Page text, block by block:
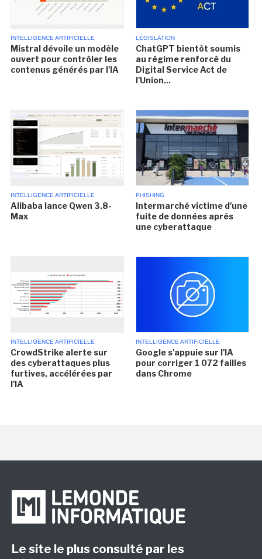
INTELLIGENCE ARTIFICIELLE
Mistral dévoile un modèle
ouvert pour contrôler les
contenus générés par l'IA
LÉGISLATION
ChatGPT bientôt soumis
au régime renforcé du
Digital Service Act de
l'Union...
INTELLIGENCE ARTIFICIELLE
Alibaba lance Qwen 3.8-
Max
PHISHING
Intermarché victime d'une
fuite de données après
une cyberattaque
INTELLIGENCE ARTIFICIELLE
CrowdStrike alerte sur
des cyberattaques plus
furtives, accélérées par
l'IA
INTELLIGENCE ARTIFICIELLE
Google s'appuie sur l'IA
pour corriger 1 072 failles
dans Chrome
Le site le plus consulté par les